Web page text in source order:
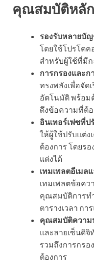
คุณสมบัติหลัก
รองรับหลายบั
โดยใช้โปรโตค
สำหรับผู้ใช้ที่มี
การกรองและ
ทรงพลังเพื่อจัด
อัตโนมัติ พร้อม
ดึงข้อความที่ต้อ
อินเทอร์เฟซที่ป
ให้ผู้ใช้ปรับแต่
ต้องการ โดยร
แต่งได้
เทมเพลตอีเมล
เทมเพลตข้อคว
คุณสมบัติการท
ตารางเวลา กา
คุณสมบัติความ
และลายเซ็นดิ
รวมถึงการกรอ
ต้องการ